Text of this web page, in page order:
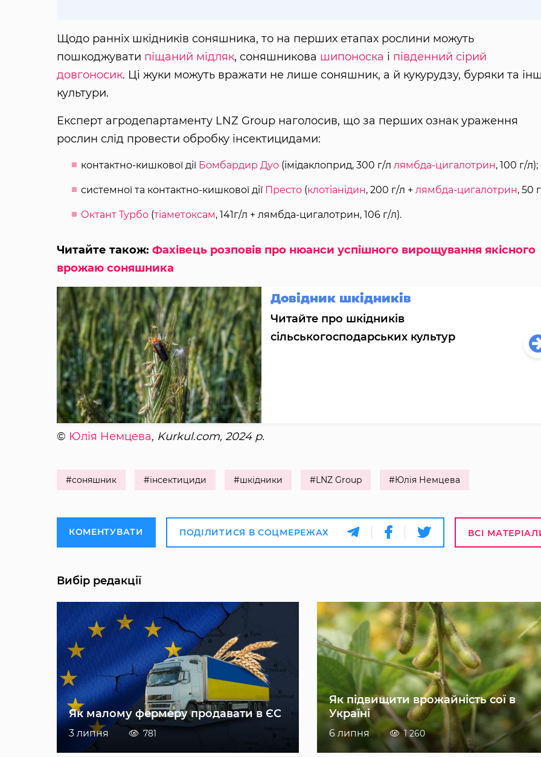
Щодо ранніх шкідників соняшника, то на перших етапах рослини можуть
пошкоджувати піщаний мідляк, соняшникова шипоноска і південний сірий
довгоносик. Ці жуки можуть вражати не лише соняшник, а й кукурудзу, буряки та
культури.
Експерт агродепартаменту LNZ Group наголосив, що за перших ознак ураження
рослин слід провести обробку інсектицидами:
контактно-кишкової дії Бомбардир Дуо(імідаклоприд, 300 г/л лямбда-цигалотрин, 100 г/л);
системної та контактно-кишкової дії Престо(клотіанідин, 200 г/л + лямбда-цигалотрин, 50
Октант Турбо(тіаметоксам, 141г/л + лямбда-цигалотрин, 106 г/л).
Читайте також: Фахівець розповів про нюанси успішного вирощування якісного
врожаю соняшника
Довідник шкідників
Читайте про шкідників
сільськогосподарських культур
© Юлія Немцева, Kurkul.com, 2024 р.
#соняшник #інсектициди #шкідники #LNZ Group #Юлія Немцева
КОМЕНТУВАТИ ПОДІЛИТИСЯ В СОЦМЕРЕЖАХ ВСІ
Вибір редакції
Як малому фермеру продавати в ЄС
3 липня 781
Як підвищити врожайність сої в
Україні
6 липня 1 260